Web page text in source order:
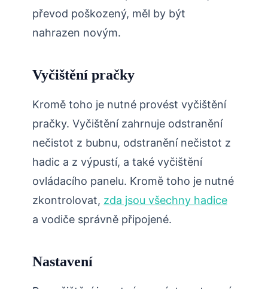
převod poškozený, měl by být
nahrazen novým.
Vyčištění pračky
Kromě toho je nutné provést vyčištění
pračky. Vyčištění zahrnuje odstranění
nečistot z bubnu, odstranění nečistot z
hadic a z výpustí, a také vyčištění
ovládacího panelu. Kromě toho je nutné
zkontrolovat, zda jsou všechny hadice
a vodiče správně připojené.
Nastavení